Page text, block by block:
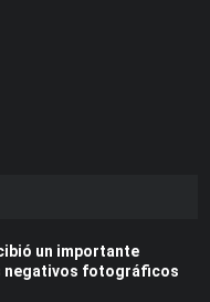
un importante
negativos fotográficos